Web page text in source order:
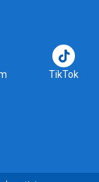
TikTok